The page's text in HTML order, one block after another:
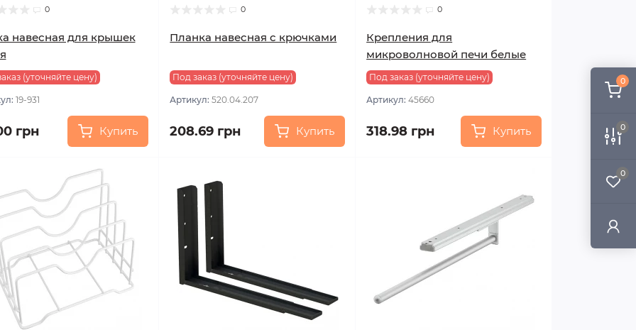
0
0
0
0
навесная для крышек
(уточняйте цену)
19-931
грн Купить
0
Планка навесная с крючками
Под заказ (уточняйте цену)
Артикул:520.04.207
208.69 грн Купить
0
Крепления для
микроволновой печи белые
Под заказ (уточняйте цену)
Артикул:45660
318.98 грн Купить